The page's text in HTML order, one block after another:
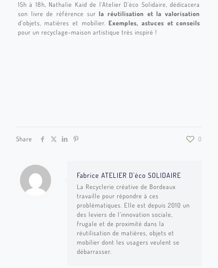
15h à 18h, Nathalie Kaïd de l’Atelier D’éco Solidaire, dédicacera
son livre de référence surla réutilisation et la valorisation
d’objets, matières et mobilier.Exemples, astuces et conseils
pour un recyclage-maison artistique très inspiré !
Share 0
Fabrice ATELIER D'éco SOLIDAIRE
La Recyclerie créative de Bordeaux
travaille pour répondre à ces
problématiques. Elle est depuis 2010 un
des leviers de l’innovation sociale,
frugale et de proximité dans la
réutilisation de matières, objets et
mobilier dont les usagers veulent se
débarrasser.